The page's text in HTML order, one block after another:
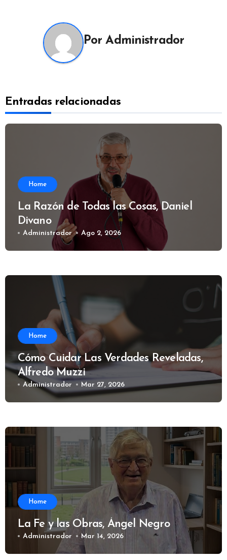
PorAdministrador
Entradas relacionadas
Home
La Razón de Todas las Cosas, Daniel
Divano
Administrador Ago 2, 2026
Home
Cómo Cuidar Las Verdades Reveladas,
Alfredo Muzzi
Administrador Mar 27, 2026
Home
La Fe y las Obras, Ángel Negro
Administrador Mar 14, 2026